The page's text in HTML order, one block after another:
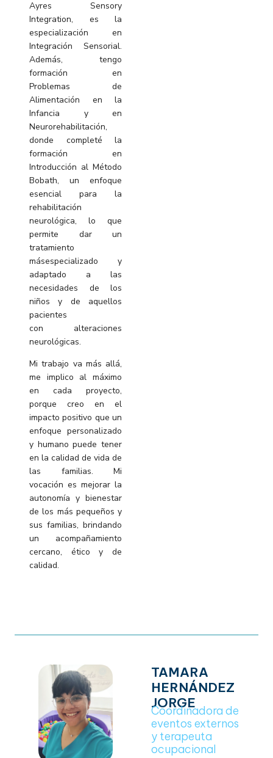
Ayres Sensory
Integration, es la
especialización en
Integración Sensorial.
Además, tengo
formación en
Problemas de
Alimentación en la
Infancia y en
Neurorehabilitación,
donde completé la
formación en
Introducción al Método
Bobath, un enfoque
esencial para la
rehabilitación
neurológica, lo que
permite dar un
tratamiento
másespecializado y
adaptado a las
necesidades de los
niños y de aquellos
pacientes
con alteraciones
neurológicas.
Mi trabajo va más allá,
me implico al máximo
en cada proyecto,
porque creo en el
impactopositivo que un
enfoque personalizado
y humano puede tener
en la calidad de vida de
las familias. Mi
vocación es mejorar la
autonomía y bienestar
de los más pequeños y
sus familias, brindando
un acompañamiento
cercano, ético y de
calidad.
TAMARA
HERNÁNDEZ
JORGE
Coordinadora de
eventos externos
y terapeuta
ocupacional